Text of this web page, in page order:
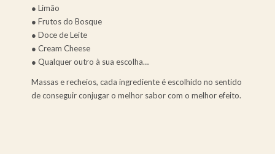
● Limão
● Frutos do Bosque
● Doce de Leite
● Cream Cheese
● Qualquer outro à sua escolha…
Massas e recheios, cada ingrediente é escolhido no sentido
de conseguir conjugar o melhor sabor com o melhor efeito.